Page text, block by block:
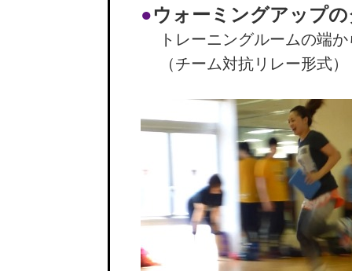
●ウォーミングアップ
トレーニングルームの端
（チーム対抗リレー形式）